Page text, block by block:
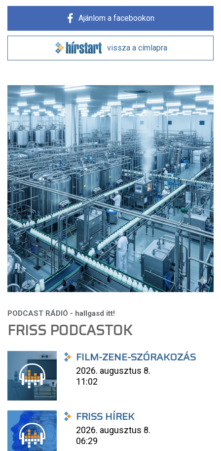
Ajánlom a facebookon
vissza a címlapra
FRISS PODCASTOK
FILM-ZENE-SZÓRAKOZÁS
2026. augusztus 8.
11:02
FRISS HÍREK
2026. augusztus 8.
06:29